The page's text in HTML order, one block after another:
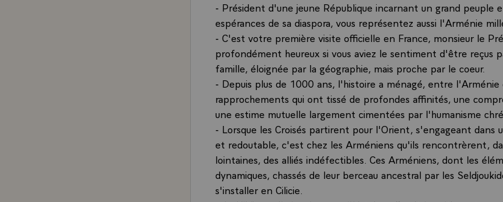
- Président d'une jeune République incarnant un grand peuple
espérances de sa diaspora, vous représentez aussi l'Arménie
- C'est votre première visite officielle en France, monsieur le
profondément heureux si vous aviez le sentiment d'être reçus
famille, éloignée par la géographie, mais proche par le coeur.
- Depuis plus de 1000 ans, l'histoire a ménagé, entre l'Arménie
rapprochements qui ont tissé de profondes affinités, une
une estime mutuelle largement cimentées par l'humanisme
- Lorsque les Croisés partirent pour l'Orient, s'engageant dans
et redoutable, c'est chez les Arméniens qu'ils rencontrèrent,
lointaines, des alliés indéfectibles. Ces Arméniens, dont les
dynamiques, chassés de leur berceau ancestral par les
s'installer en Cilicie.